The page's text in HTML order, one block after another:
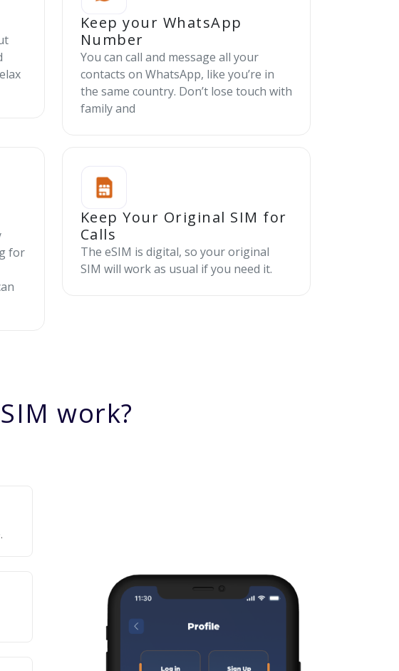
Keep your WhatsApp
Number
You can call and message all your
contacts on WhatsApp, like you’re in
the same country. Don’t lose touch with
family and
for
Keep Your Original SIM for
Calls
The eSIM is digital, so your original
SIM will work as usual if you need it.
work?